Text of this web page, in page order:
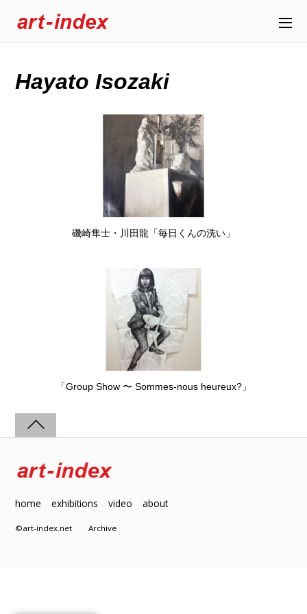
Hayato Isozaki
磯崎隼士・川田龍「毎日くんの洗い」
「Group Show 〜 Sommes-nous heureux?」
home exhibitions video about
©art-index.netArchive